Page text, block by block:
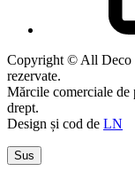
Copyright © All Deco
rezervate.
Mărcile comerciale de
drept.
Design și cod de LN
Sus